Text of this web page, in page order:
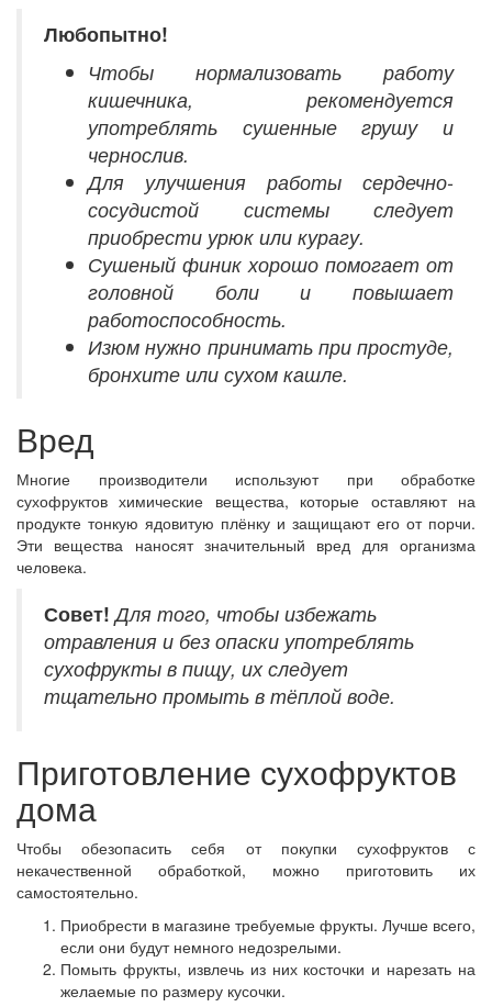
Любопытно!
Чтобы нормализовать работу
кишечника, рекомендуется
употреблять сушенные грушу и
чернослив.
Для улучшения работы сердечно-
сосудистой системы следует
приобрести урюк или курагу.
Сушеный финик хорошо помогает от
головной боли и повышает
работоспособность.
Изюм нужно принимать при простуде,
бронхите или сухом кашле.
Вред
Многие производители используют при обработке
сухофруктов химические вещества, которые оставляют на
продукте тонкую ядовитую плёнку и защищают его от порчи.
Эти вещества наносят значительный вред для организма
человека.
Совет! Для того, чтобы избежать
отравления и без опаски употреблять
сухофрукты в пищу, их следует
тщательно промыть в тёплой воде.
Приготовление сухофруктов
дома
Чтобы обезопасить себя от покупки сухофруктов с
некачественной обработкой, можно приготовить их
самостоятельно.
Приобрести в магазине требуемые фрукты. Лучше всего,
если они будут немного недозрелыми.
Помыть фрукты, извлечь из них косточки и нарезать на
желаемые по размеру кусочки.